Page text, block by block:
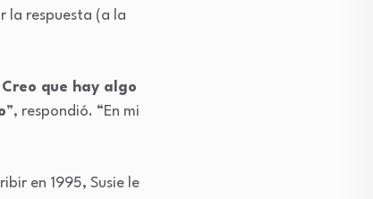
la respuesta (a la
Creo que hay algo
”, respondió. “En mi
en 1995, Susie le